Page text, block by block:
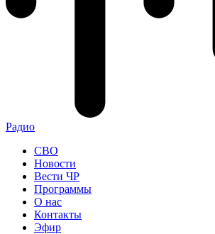
Радио
СВО
Новости
Вести ЧР
Программы
О нас
Контакты
Эфир